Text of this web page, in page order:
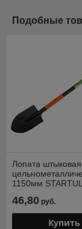
Подобные
Лопата штыковая
1150мм STARTUL
(толщина полотна
1.75мм)
46,80 руб.
Купить